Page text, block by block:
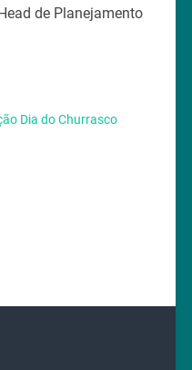
de Planejamento
Dia do Churrasco